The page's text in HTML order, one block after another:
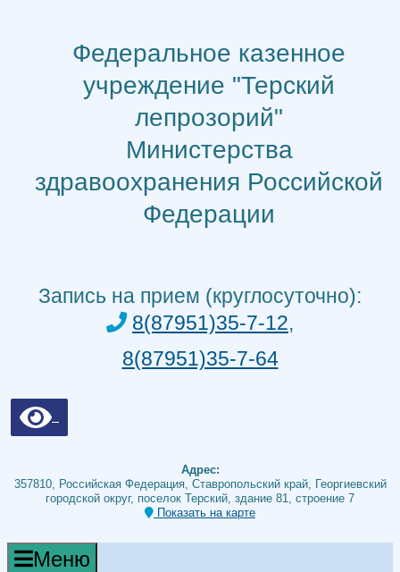
содержимомуФедеральное казенное
учреждение "Терский
лепрозорий"
Министерства
здравоохранения Российской
Федерации
Запись на прием (круглосуточно):
8(87951)35-7-12,
8(87951)35-7-64
Адрес:
357810, Российская Федерация, Ставропольский край, Георгиевский
городской округ, поселок Терский, здание 81, строение 7
Показать на карте
Меню